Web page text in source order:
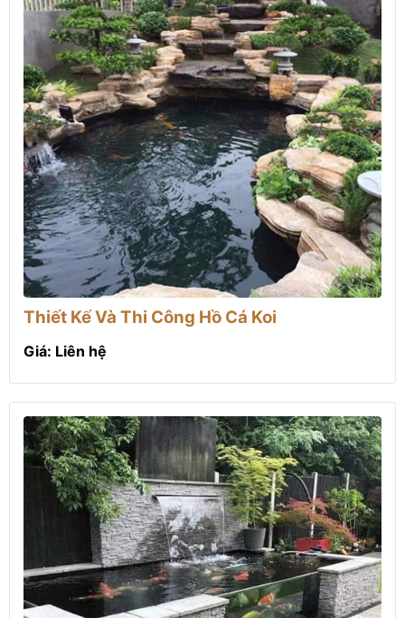
Thiết Kế Và Thi Công Hồ Cá Koi
Giá: Liên hệ